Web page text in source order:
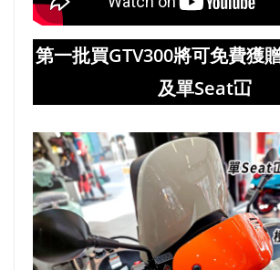
第一批買GTV300將可免費獲
及單Seat冚